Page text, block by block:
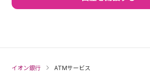
イオン銀行 ATMサービス